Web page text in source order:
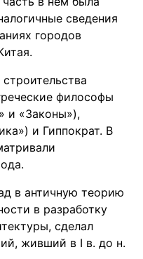
сведения
городов
философы
и «Законы»),
и Гиппократ. В
в античную теорию
в разработку
сделал
живший в I в. до н.